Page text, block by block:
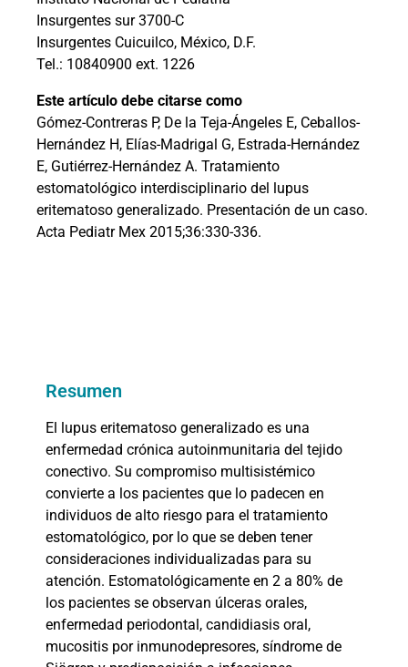
Insurgentes sur 3700-C
Insurgentes Cuicuilco, México, D.F.
Tel.: 10840900 ext. 1226
Este artículo debe citarse como
Gómez-Contreras P, De la Teja-Ángeles E, Ceballos-
Hernández H, Elías-Madrigal G, Estrada-Hernández
E, Gutiérrez-Hernández A. Tratamiento
estomatológico interdisciplinario del lupus
eritematoso generalizado. Presentación de un caso.
Acta Pediatr Mex 2015;36:330-336.
Resumen
El lupus eritematoso generalizado es una
enfermedad crónica autoinmunitaria del tejido
conectivo. Su compromiso multisistémico
convierte a los pacientes que lo padecen en
individuos de alto riesgo para el tratamiento
estomatológico, por lo que se deben tener
consideraciones individualizadas para su
atención. Estomatológicamente en 2 a 80% de
los pacientes se observan úlceras orales,
enfermedad periodontal, candidiasis oral,
mucositis por inmunodepresores, síndrome de